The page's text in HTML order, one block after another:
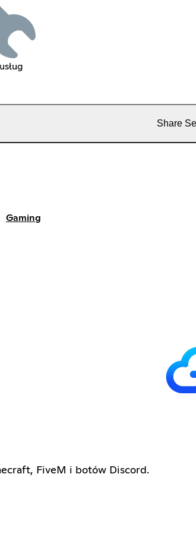
Share
Gaming
FiveM i botów Discord.